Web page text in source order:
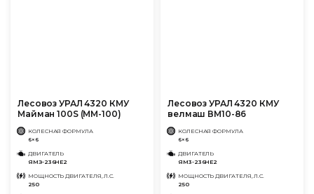
Лесовоз УРАЛ 4320 КМУ
Майман 100S (ММ-100)
КОЛЕСНАЯ ФОРМУЛА
6×6
ДВИГАТЕЛЬ
ЯМЗ-236НЕ2
МОЩНОСТЬ ДВИГАТЕЛЯ, Л.С.
250
Лесовоз УРАЛ 4320 КМУ
велмаш ВМ10-86
КОЛЕСНАЯ ФОРМУЛА
6×6
ДВИГАТЕЛЬ
ЯМ3-236НЕ2
МОЩНОСТЬ ДВИГАТЕЛЯ, Л.С.
250